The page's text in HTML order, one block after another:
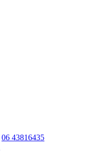
06 43816435